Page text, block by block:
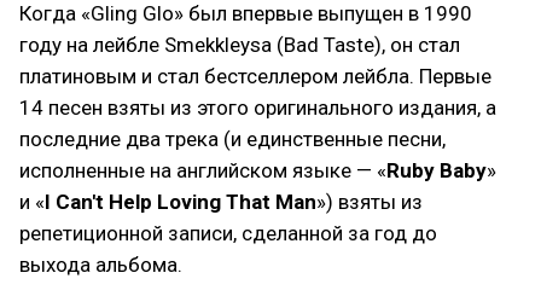
Когда «Gling Glo» был впервые выпущен в 1990
году на лейбле Smekkleysa (Bad Taste), он стал
платиновым и стал бестселлером лейбла. Первые
14 песен взяты из этого оригинального издания, а
последние два трека (и единственные песни,
исполненные на английском языке — «Ruby Baby»
и «I Can't Help Loving That Man») взяты из
репетиционной записи, сделанной за год до
выхода альбома.